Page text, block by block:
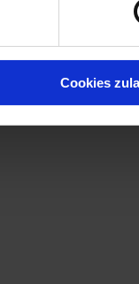
Cookies